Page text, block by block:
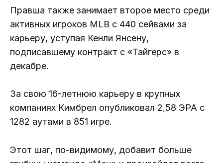
Правша также занимает второе место среди
активных игроков MLB с 440 сейвами за
карьеру, уступая Кенли Янсену,
подписавшему контракт с «Тайгерс» в
декабре.
За свою 16-летнюю карьеру в крупных
компаниях Кимбрел опубликовал 2,58 ЭРА с
1282 аутами в 851 игре.
Этот шаг, по-видимому, добавит больше